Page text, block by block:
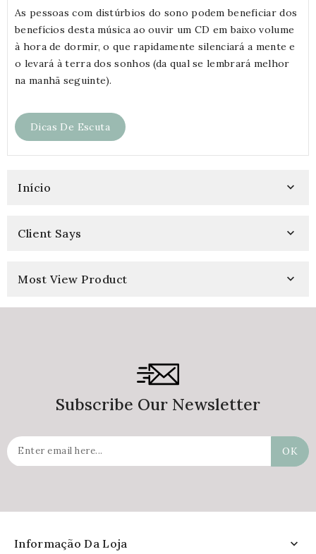
As pessoas com distúrbios do sono podem beneficiar dos
benefícios desta música ao ouvir um CD em baixo volume
à hora de dormir, o que rapidamente silenciará a mente e
o levará à terra dos sonhos (da qual se lembrará melhor
na manhã seguinte).
Dicas De Escuta
Início 
Client Says 
Most View Product 
Subscribe Our Newsletter
Informação Da Loja 